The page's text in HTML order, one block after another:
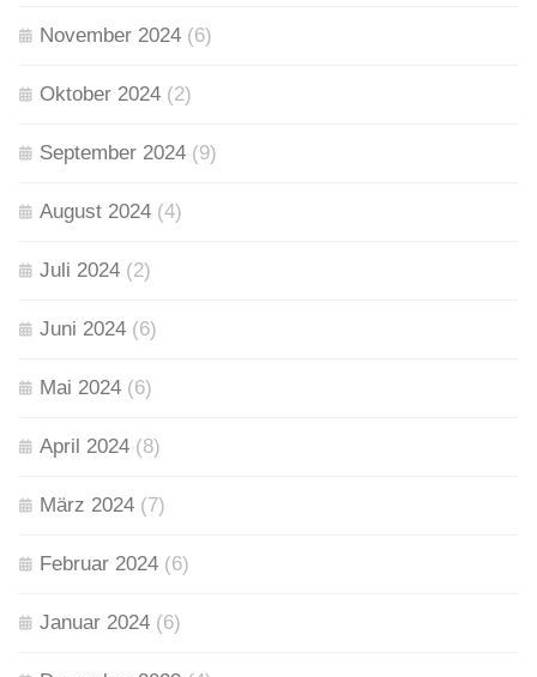
November 2024 (6)
Oktober 2024 (2)
September 2024 (9)
August 2024 (4)
Juli 2024 (2)
Juni 2024 (6)
Mai 2024 (6)
April 2024 (8)
März 2024 (7)
Februar 2024 (6)
Januar 2024 (6)